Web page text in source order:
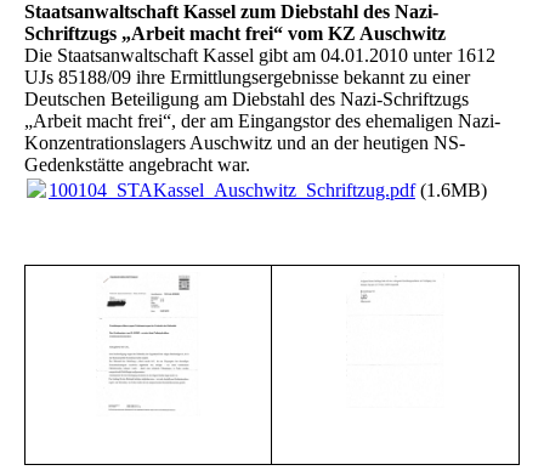
Staatsanwaltschaft Kassel zum Diebstahl des Nazi-
Schriftzugs „Arbeit macht frei“ vom KZ Auschwitz
Die Staatsanwaltschaft Kassel gibt am 04.01.2010 unter 1612
UJs 85188/09 ihre Ermittlungsergebnisse bekannt zu einer
Deutschen Beteiligung am Diebstahl des Nazi-Schriftzugs
„Arbeit macht frei“, der am Eingangstor des ehemaligen Nazi-
Konzentrationslagers Auschwitz und an der heutigen NS-
Gedenkstätte angebracht war.
100104_STAKassel_Auschwitz_Schriftzug.pdf(1.6MB)